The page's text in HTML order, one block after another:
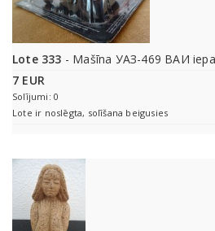
Lote 333 - Mašīna УАЗ-469 ВАИ
7 EUR
Solījumi: 0
Lote ir noslēgta, solīšana beigusies